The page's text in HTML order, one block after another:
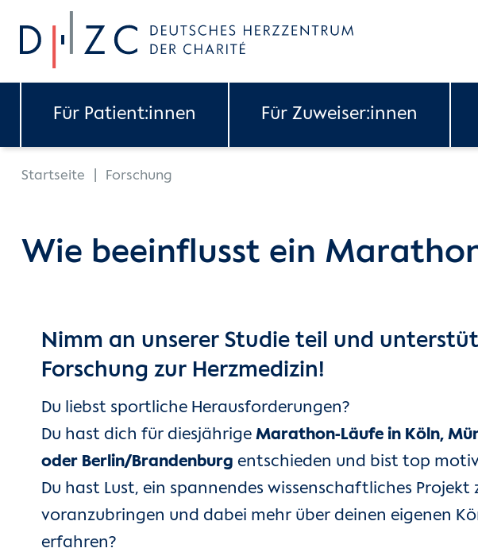
Skip to main content
Für Patient:innen Für Zuweiser:innen
You are here:
Startseite Forschung
Wie beeinflusst ein
Nimm an unserer Studie teil und
Forschung zur Herzmedizin!
Du liebst sportliche Herausforderungen?
Du hast dich für diesjährige Marathon-Läufe in Köln,
oder Berlin/Brandenburg entschieden und bist top
Du hast Lust, ein spannendes wissenschaftliches Projekt
voranzubringen und dabei mehr über deinen eigenen
erfahren?